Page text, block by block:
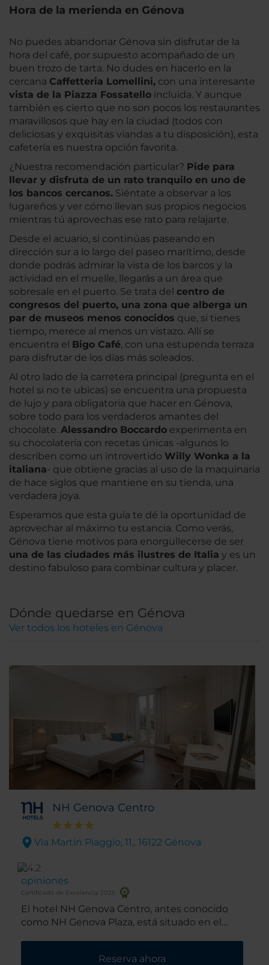
Hora de la merienda en Génova
No puedes abandonar Génova sin disfrutar de la
hora del café, por supuesto acompañado de un
buen trozo de tarta. No dudes en hacerlo en la
cercana Caffetteria Lomellini, con una interesante
vista de la Piazza Fossatello incluida. Y aunque
también es cierto que no son pocos los restaurantes
maravillosos que hay en la ciudad (todos con
deliciosas y exquisitas viandas a tu disposición), esta
cafetería es nuestra opción favorita.
¿Nuestra recomendación particular? Pide para
llevar y disfruta de un rato tranquilo en uno de
los bancos cercanos. Siéntate a observar a los
lugareños y ver cómo llevan sus propios negocios
mientras tú aprovechas ese rato para relajarte.
Desde el acuario, si continúas paseando en
dirección sur a lo largo del paseo marítimo, desde
donde podrás admirar la vista de los barcos y la
actividad en el muelle, llegarás a un área que
sobresale en el puerto. Se trata del centro de
congresos del puerto, una zona que alberga un
par de museos menos conocidos que, si tienes
tiempo, merece al menos un vistazo. Allí se
encuentra el Bigo Café, con una estupenda terraza
para disfrutar de los días más soleados.
Al otro lado de la carretera principal (pregunta en el
hotel si no te ubicas) se encuentra una propuesta
de lujo y para obligatoria que hacer en Génova,
sobre todo para los verdaderos amantes del
chocolate. Alessandro Boccardo experimenta en
su chocolatería con recetas únicas -algunos lo
describen como un introvertido Willy Wonka a la
italiana- que obtiene gracias al uso de la maquinaria
de hace siglos que mantiene en su tienda, una
verdadera joya.
Esperamos que esta guía te dé la oportunidad de
aprovechar al máximo tu estancia. Como verás,
Génova tiene motivos para enorgullecerse de ser
una de las ciudades más ilustres de Italia y es un
destino fabuloso para combinar cultura y placer.
Dónde quedarse en Génova
Ver todos los hoteles en Génova
NH Genova Centro
Via Martin Piaggio, 11,. 16122 Génova
opiniones
Certificado de Excelencia 2025
El hotel NH Genova Centro, antes conocido
como NH Genova Plaza, está situado en el
cerca de la preciosa Piazza Corvetto, y a muy
Reserva ahora